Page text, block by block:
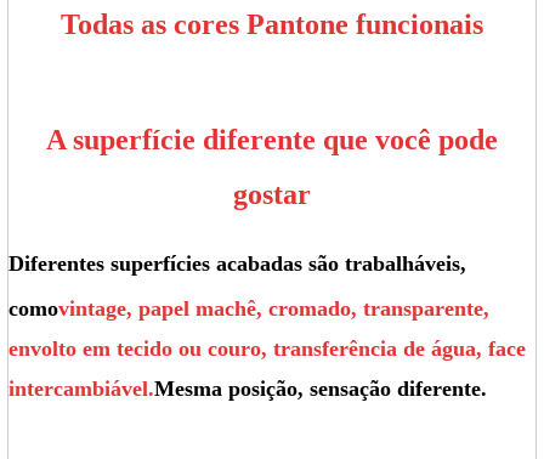
Todas as cores Pantone funcionais
A superfície diferente que você pode
gostar
Diferentes superfícies acabadas são trabalháveis,
comovintage, papel machê, cromado, transparente,
envolto em tecido ou couro, transferência de água, face
intercambiável.Mesma posição, sensação diferente.